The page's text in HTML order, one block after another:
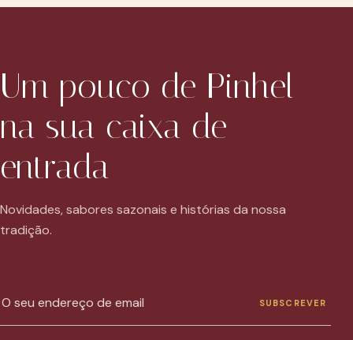
Um pouco de Pinhel
na sua caixa de
entrada
Novidades, sabores sazonais e histórias da nossa
tradição.
Email SUBSCREVER